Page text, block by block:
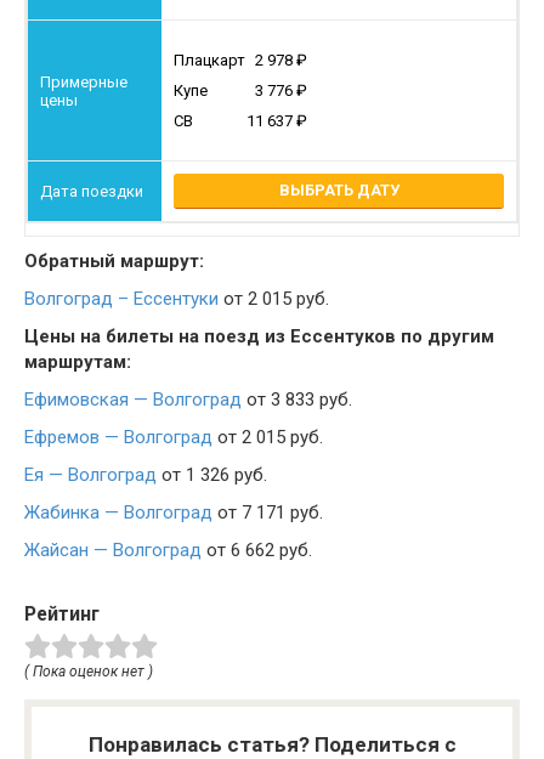
Плацкарт 2 978
Купе
3 776
СВ
11 637
ВЫБРАТЬ ДАТУ
Обратный маршрут:
Волгоград – Ессентуки от 2 015 руб.
Цены на билеты на поезд из Ессентуков по другим
маршрутам:
Ефимовская — Волгоград от 3 833 руб.
Ефремов — Волгоград от 2 015 руб.
Ея — Волгоград от 1 326 руб.
Жабинка — Волгоград от 7 171 руб.
Жайсан — Волгоград от 6 662 руб.
Рейтинг
( Пока оценок нет )
Понравилась статья? Поделиться с